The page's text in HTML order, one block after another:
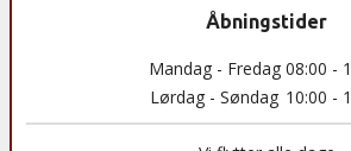
Åbningstider
Mandag - Fredag 08:00 -
Lørdag - Søndag 10:00 -